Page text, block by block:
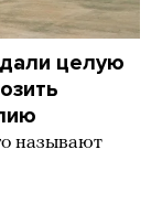
целую
называют